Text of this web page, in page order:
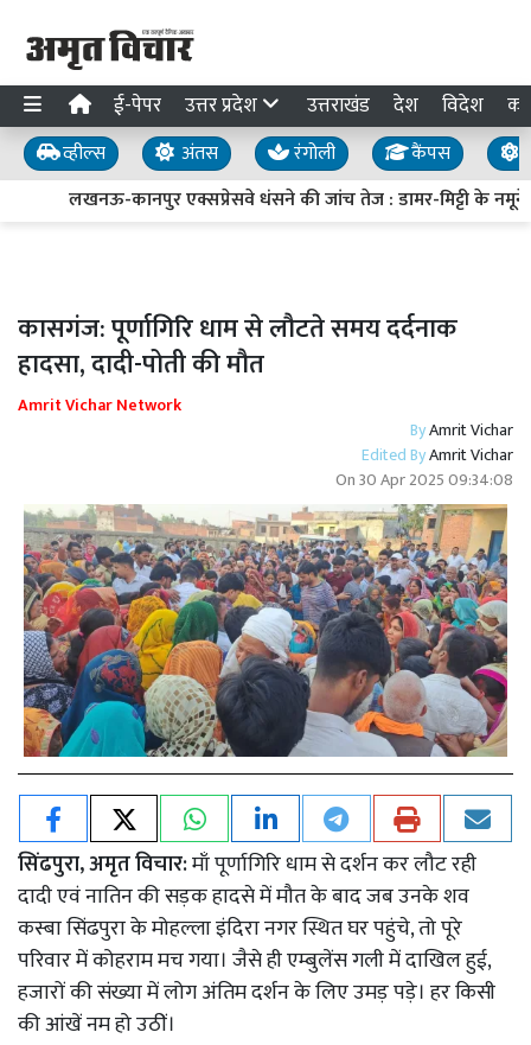
ई-पेपर उत्तर प्रदेश उत्तराखंड देश विदेश
व्हील्स अंतस रंगोली कैंपस
लखनऊ-कानपुर एक्सप्रेसवे धंसने की जांच तेज : डामर-मिट्टी के नमूने
कासगंज: पूर्णागिरि धाम से लौटते समय दर्दनाक
हादसा, दादी-पोती की मौत
Amrit Vichar Network
ByAmrit Vichar
Edited ByAmrit Vichar
On30 Apr 2025 09:34:08
सिंढपुरा, अमृत विचार:माँ पूर्णागिरि धाम से दर्शन कर लौट रही
दादी एवं नातिन की सड़क हादसे में मौत के बाद जब उनके शव
कस्बा सिंढपुरा के मोहल्ला इंदिरा नगर स्थित घर पहुंचे, तो पूरे
परिवार में कोहराम मच गया। जैसे ही एम्बुलेंस गली में दाखिल हुई,
हजारों की संख्या में लोग अंतिम दर्शन के लिए उमड़ पड़े। हर किसी
की आंखें नम हो उठीं।